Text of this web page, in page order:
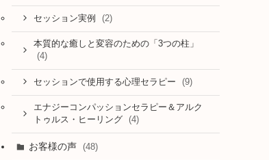
セッション実例 (2)
本質的な癒しと変容のための「3つの柱」
(4)
セッションで使用する心理セラピー (9)
エナジーコンパッションセラピー＆アルク
トゥルス・ヒーリング
(4)
お客様の声 (48)